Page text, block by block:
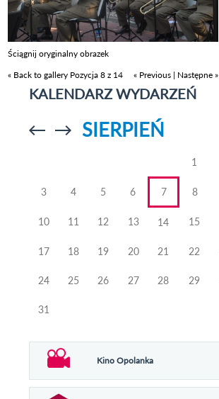
Ściągnij oryginalny obrazek
« Back to gallery Pozycja 8 z 14 « Previous | Następne »
KALENDARZ WYDARZEŃ
Przejdź doPrzejdź do
SIERPIEŃ
1
3 4 5 6 7 8
10 11 12 13 14 15
17 18 19 20 21 22
24 25 26 27 28 29
31
Kino Opolanka